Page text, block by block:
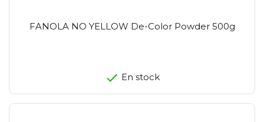
FANOLA NO YELLOW De-Color Powder 500g
En stock